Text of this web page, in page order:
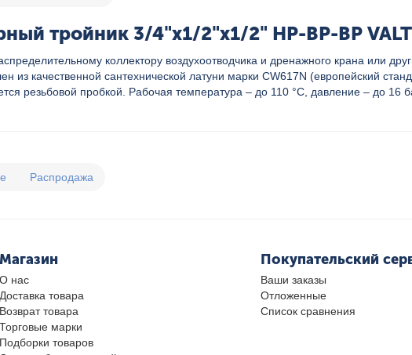
тройник 3/4"х1/2"х1/2" НР-ВР-ВР
коллектору воздухоотводчика и дренажного крана или
из качественной сантехнической латуни марки CW617N (европейский
резьбовой пробкой. Рабочая температура – до 110 °С, давление – до 16
Распродажа
Магазин
О нас
Доставка товара
Возврат товара
Торговые марки
Подборки товаров
Покупательский
Ваши заказы
Отложенные
Список сравнения